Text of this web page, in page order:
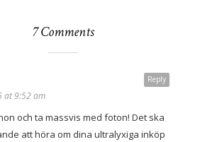
7 Comments
Reply
at 9:52 am
och ta massvis med foton! Det ska
att höra om dina ultralyxiga inköp